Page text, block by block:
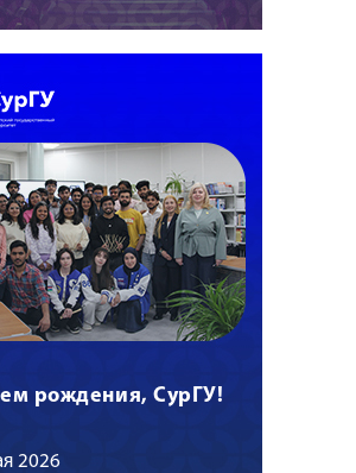
рождения, СурГУ!
2026